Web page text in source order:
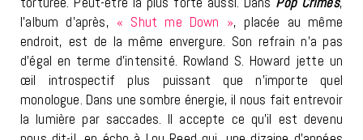
l’album d’après, « Shut me Down », placée au même
endroit, est de la même envergure. Son refrain n’a pas
d’égal en terme d’intensité. Rowland S. Howard jette un
œil introspectif plus puissant que n’importe quel
monologue. Dans une sombre énergie, il nous fait entrevoir
la lumière par saccades. Il accepte ce qu’il est devenu